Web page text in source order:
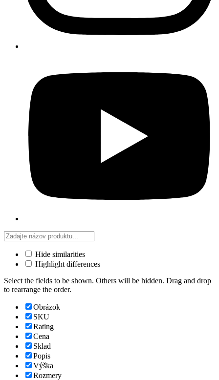
Hide similarities
Highlight differences
Select the fields to be shown. Others will be hidden. Drag and drop
to rearrange the order.
Obrázok
SKU
Rating
Cena
Sklad
Popis
Výška
Rozmery